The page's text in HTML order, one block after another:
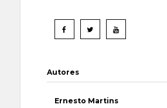
Autores
Ernesto Martins